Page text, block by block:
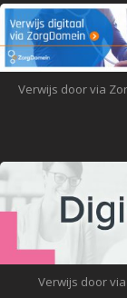
Verwijs door via
Verwijs door